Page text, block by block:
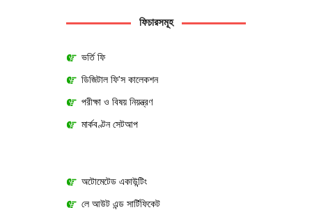
ফিচারসমূহ
ভর্তি ফি
ডিজিটাল ফি'স কালেকশন
পরীক্ষা ও বিষয় নিয়ন্ত্রণ
মার্কবণ্টন সেটআপ
অটোমেটেড একাউন্টিং
লে আউট এন্ড সার্টিফিকেট